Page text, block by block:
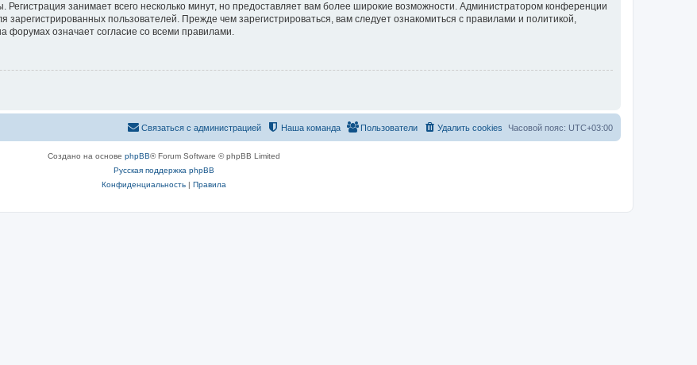
занимает всего несколько минут, но предоставляет вам более широкие возможности. Администратором конференции
пользователей. Прежде чем зарегистрироваться, вам следует ознакомиться с правилами и политикой,
означает согласие со всеми правилами.
Часовой пояс: UTC+03:00
Удалить cookies
Пользователи
Наша команда
Связаться с администрацией
Создано на основе phpBB® Forum Software © phpBB Limited
Русская поддержка phpBB
Конфиденциальность| Правила